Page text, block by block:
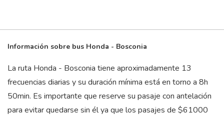
Información sobre bus Honda - Bosconia
La ruta Honda - Bosconia tiene aproximadamente 13
frecuencias diarias y su duración mínima está en torno a 8h
50min. Es importante que reserve su pasaje con antelación
para evitar quedarse sin él ya que los pasajes de $61000